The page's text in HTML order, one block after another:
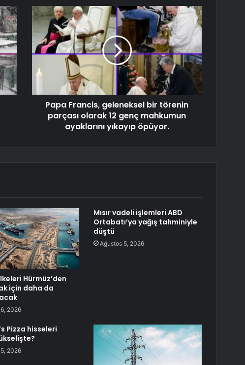
Papa Francis, geleneksel bir törenin
parçası olarak 12 genç mahkumun
ayaklarını yıkayıp öpüyor.
Hürmüz’den
için daha da
2026
Mısır vadeli işlemleri ABD
Ortabatı’ya yağış tahminiyle
düştü
Ağustos 5, 2026
Pizza hisseleri
2026